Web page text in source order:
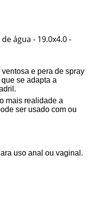
água - 19.0x4.0 -
e pera de spray
se adapta a
mais realidade a
ser usado com ou
uso anal ou vaginal.